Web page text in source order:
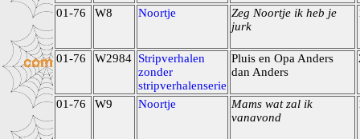
01-76 W8 Noortje
Zeg Noortje ik heb je
jurk
01-76 W2984 Stripverhalen
zonder
stripverhalenserie
Pluis en Opa Anders
dan Anders
01-76 W9 Noortje
Mams wat zal ik
vanavond